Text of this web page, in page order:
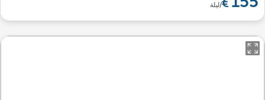
/ليلة